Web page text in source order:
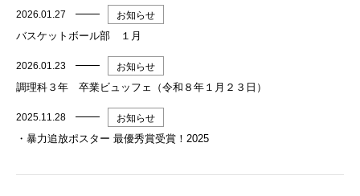
2026.01.27 お知らせ
バスケットボール部 １月
2026.01.23 お知らせ
調理科３年 卒業ビュッフェ（令和８年１月２３日）
2025.11.28 お知らせ
・暴力追放ポスター 最優秀賞受賞！2025